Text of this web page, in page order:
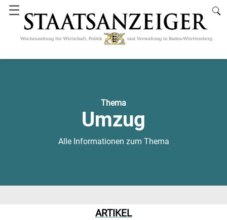
☰
Thema
Umzug
Alle Informationen zum Thema
ARTIKEL